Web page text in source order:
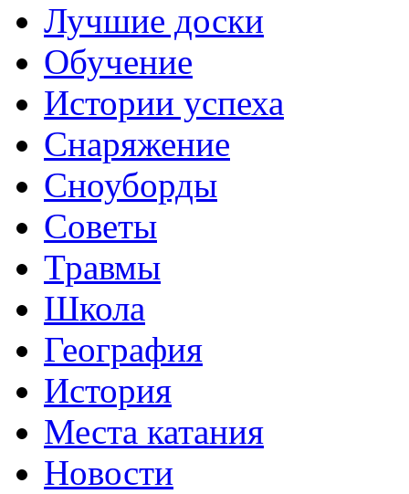
Лучшие доски
Обучение
Истории успеха
Снаряжение
Сноуборды
Советы
Травмы
Школа
География
История
Места катания
Новости